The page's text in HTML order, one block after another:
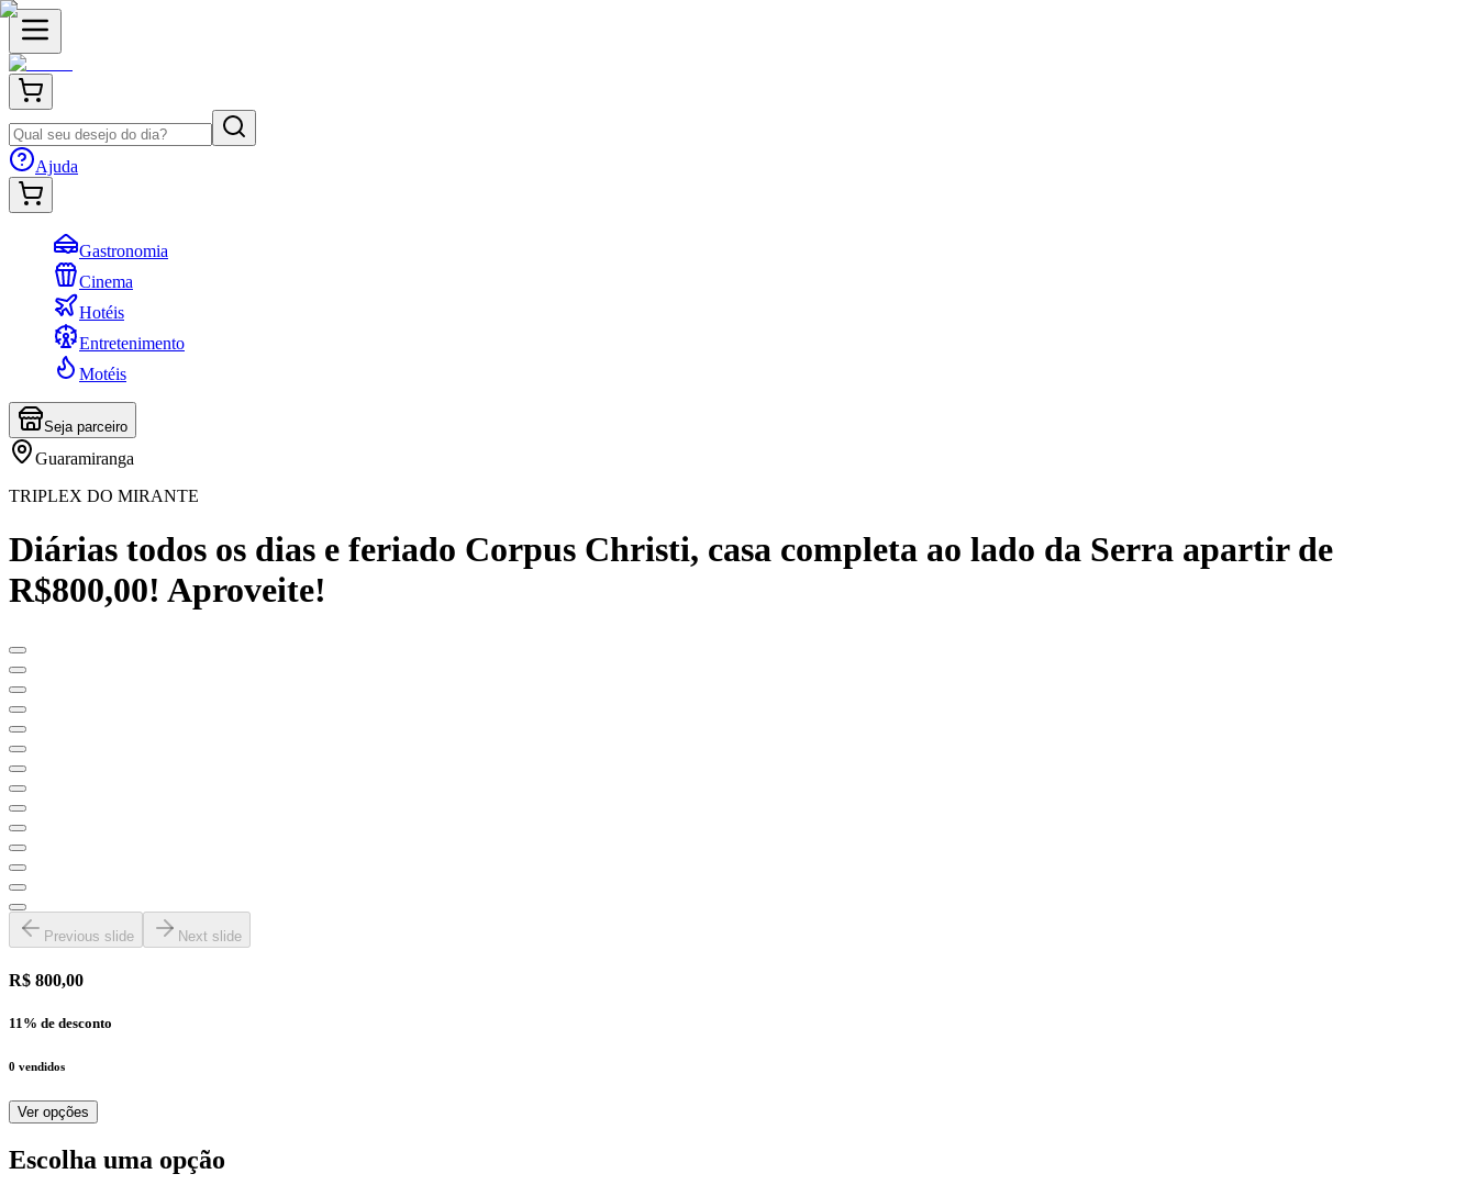
Ajuda
Gastronomia
Cinema
Hotéis
Entretenimento
Motéis
Seja parceiro
Guaramiranga
TRIPLEX DO MIRANTE
Diárias todos os dias e feriado Corpus Christi, casa completa ao lado da Serra apartir de
R$800,00! Aproveite!
Previous slide Next slide
R$ 800,00
11% de desconto
0 vendidos
Ver opções
Escolha uma opção